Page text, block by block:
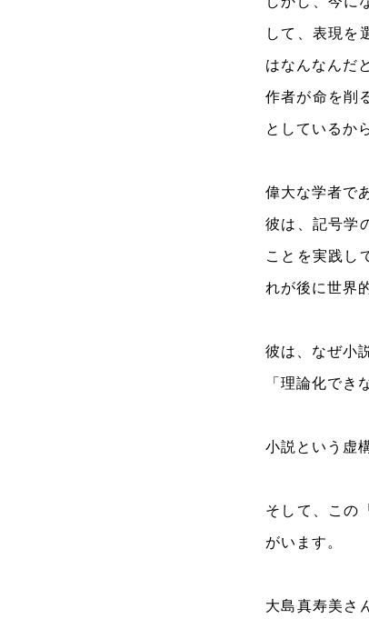
して、表現を
はなんなんだ
作者が命を削
としているか
偉大な学者で
彼は、記号学
ことを実践し
れが後に世界
彼は、なぜ小
「理論化でき
小説という虚
そして、この
がいます。
大島真寿美さ